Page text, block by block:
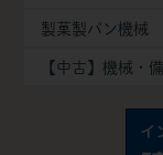
製菓製パン機械
【中古】機械・